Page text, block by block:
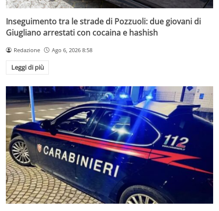
Inseguimento tra le strade di Pozzuoli: due giovani di
Giugliano arrestati con cocaina e hashish
Redazione Ago 6, 2026 8:58
Leggi di più